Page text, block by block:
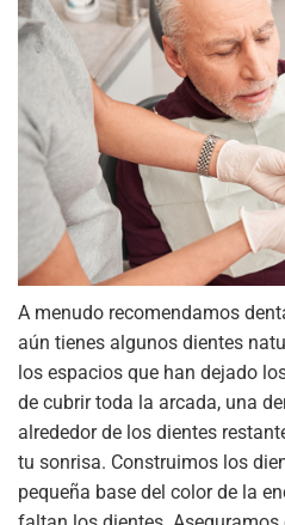
A menudo recomendamos
aún tienes algunos dientes
los espacios que han dejado
de cubrir toda la arcada, una
alrededor de los dientes
tu sonrisa. Construimos los
pequeña base del color de la